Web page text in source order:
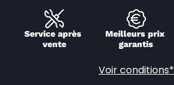
Service après
vente
Meilleurs prix
garantis
Voir conditions*